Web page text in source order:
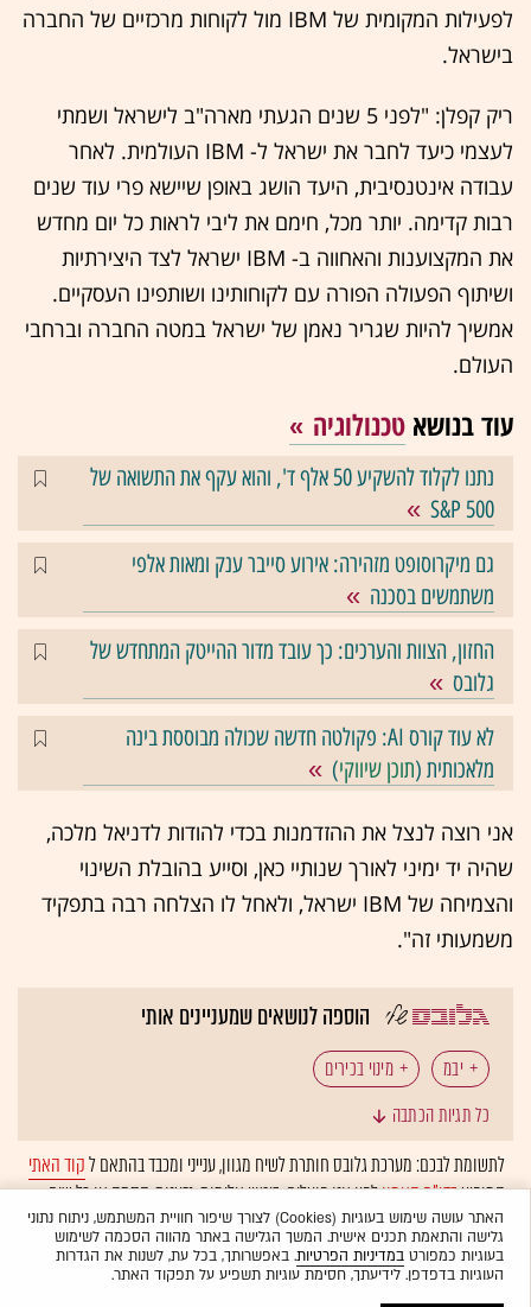
לפעילות המקומית של IBM מול לקוחות מרכזיים של החברה
בישראל.
ריק קפלן: "לפני 5 שנים הגעתי מארה"ב לישראל ושמתי
לעצמי כיעד לחבר את ישראל ל- IBM העולמית. לאחר
עבודה אינטנסיבית, היעד הושג באופן שיישא פרי עוד שנים
רבות קדימה. יותר מכל, חימם את ליבי לראות כל יום מחדש
את המקצוענות והאחווה ב- IBM ישראל לצד היצירתיות
ושיתוף הפעולה הפורה עם לקוחותינו ושותפינו העסקיים.
אמשיך להיות שגריר נאמן של ישראל במטה החברה וברחבי
העולם.
עוד בנושא טכנולוגיה
נתנו לקלוד להשקיע 50 אלף ד', והוא עקף את התשואה של
S&P 500
גם מיקרוסופט מזהירה: אירוע סייבר ענק ומאות אלפי
משתמשים בסכנה
החזון, הצוות והערכים: כך עובד מדור ההייטק המתחדש של
גלובס
לא עוד קורס AI: פקולטה חדשה שכולה מבוססת בינה
מלאכותית (תוכן שיווקי)
אני רוצה לנצל את ההזדמנות בכדי להודות לדניאל מלכה,
שהיה יד ימיני לאורך שנותיי כאן, וסייע בהובלת השינוי
והצמיחה של IBM ישראל, ולאחל לו הצלחה רבה בתפקיד
משמעותי זה".
הוספה לנושאים שמעניינים אותי
יבמ
מינוי בכירים
כל תגיות הכתבה
לתשומת לבכם: מערכת גלובס חותרת לשיח מגוון, ענייני ומכבד בהתאם לקוד האתי
המופיעבדו"ח האמוןלפיו אנו פועלים. ביטויי אלימות, גזענות, הסתה או כל שיח
בלתי הולם אחר מסוננים בצורהאוטומטיתולא יפורסמו באתר.
האתר עושה שימוש בעוגיות (Cookies) לצורך שיפור חוויית המשתמש, ניתוח נתוני
גלישה והתאמת תכנים אישית. המשך הגלישה באתר מהווה הסכמה לשימוש
בעוגיות כמפורטבמדיניות הפרטיות. באפשרותך, בכל עת, לשנות את הגדרות
העוגיות בדפדפן. לידיעתך, חסימת עוגיות תשפיע על תפקוד האתר.